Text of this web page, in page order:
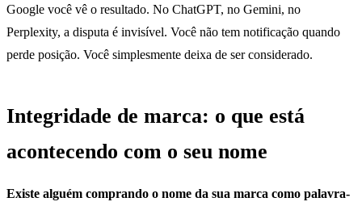
Google você vê o resultado. No ChatGPT, no Gemini, no
Perplexity, a disputa é invisível. Você não tem notificação quando
perde posição. Você simplesmente deixa de ser considerado.
Integridade de marca: o que está
acontecendo com o seu nome
Existe alguém comprando o nome da sua marca como palavra-